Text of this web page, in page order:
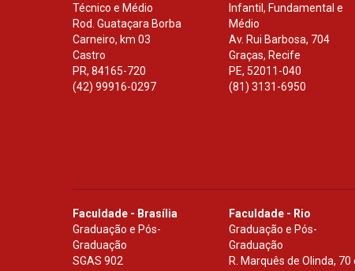
Técnico e Médio
Rod. Guataçara Borba
Carneiro, km 03
Castro
PR, 84165-720
(42) 99916-0297
Infantil, Fundamental e
Médio
Av. Rui Barbosa, 704
Graças, Recife
PE, 52011-040
(81) 3131-6950
Faculdade - Brasília
Graduação e Pós-
Graduação
SGAS 902
Faculdade - Rio
Graduação e Pós-
Graduação
R. Marquês de Olinda, 70